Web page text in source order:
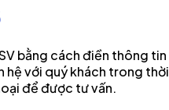
bằng cách điền thông tin
hệ với quý khách trong thời
để được tư vấn.